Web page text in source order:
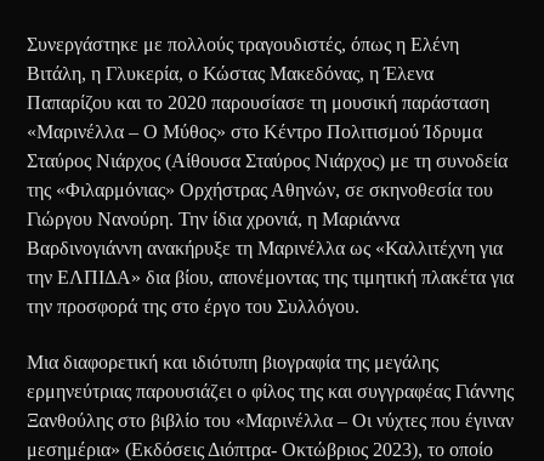
Συνεργάστηκε με πολλούς τραγουδιστές, όπως η Ελένη
Βιτάλη, η Γλυκερία, ο Κώστας Μακεδόνας, η Έλενα
Παπαρίζου και το 2020 παρουσίασε τη μουσική παράσταση
«Μαρινέλλα – Ο Μύθος» στο Κέντρο Πολιτισμού Ίδρυμα
Σταύρος Νιάρχος (Αίθουσα Σταύρος Νιάρχος) με τη συνοδεία
της «Φιλαρμόνιας» Ορχήστρας Αθηνών, σε σκηνοθεσία του
Γιώργου Νανούρη. Την ίδια χρονιά, η Μαριάννα
Βαρδινογιάννη ανακήρυξε τη Μαρινέλλα ως «Καλλιτέχνη για
την ΕΛΠΙΔΑ» δια βίου, απονέμοντας της τιμητική πλακέτα για
την προσφορά της στο έργο του Συλλόγου.
Μια διαφορετική και ιδιότυπη βιογραφία της μεγάλης
ερμηνεύτριας παρουσιάζει ο φίλος της και συγγραφέας Γιάννης
Ξανθούλης στο βιβλίο του «Μαρινέλλα – Οι νύχτες που έγιναν
μεσημέρια» (Εκδόσεις Διόπτρα- Οκτώβριος 2023), το οποίο